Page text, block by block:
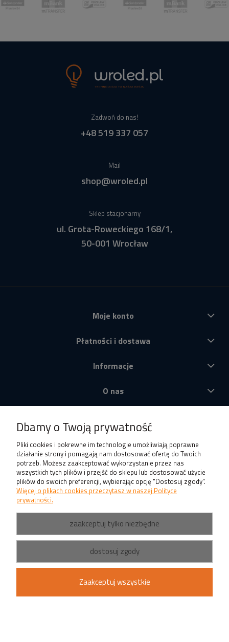
Zadwoń do nas!
+48 519 337 057
Mail
shop@wroled.pl
Sklep stacjonarny
ul. Grota-Roweckiego 168/1,
50-001 Wrocław
Moje konto
Płatności i dostawa
Informacje
O nas
Dbamy o Twoją prywatność
Pliki cookies i pokrewne im technologie umożliwiają poprawne
działanie strony i pomagają nam dostosować ofertę do Twoich
potrzeb. Możesz zaakceptować wykorzystanie przez nas
wszystkich tych plików i przejść do sklepu lub dostosować użycie
plików do swoich preferencji, wybierając opcję "Dostosuj zgody".
Więcej o plikach cookies przeczytasz w naszej Polityce
prywatności.
zaakceptuj tylko niezbędne
dostosuj zgody
Zaakceptuj wszystkie